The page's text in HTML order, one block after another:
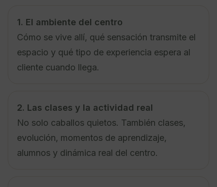
1. El ambiente del centro
Cómo se vive allí, qué sensación transmite el
espacio y qué tipo de experiencia espera al
cliente cuando llega.
2. Las clases y la actividad real
No solo caballos quietos. También clases,
evolución, momentos de aprendizaje,
alumnos y dinámica real del centro.